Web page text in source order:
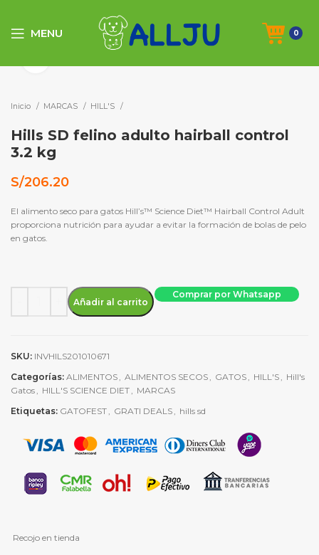
MENU 0
Inicio MARCAS HILL'S
Hills SD felino adulto hairball control
3.2 kg
S/206.20
El alimento seco para gatos Hill’s™ Science Diet™ Hairball Control Adult
proporciona nutrición para ayudar a evitar la formación de bolas de pelo
en gatos.
Hills SD felino adulto hairball control 3.2 kg cantidad
Añadir al carrito
Comprar por Whatsapp
SKU: INVHILS201010671
Categorías: ALIMENTOS , ALIMENTOS SECOS , GATOS , HILL'S , Hill's
Gatos , HILL'S SCIENCE DIET , MARCAS
Etiquetas: GATOFEST , GRATI DEALS , hills sd
Recojo en tienda